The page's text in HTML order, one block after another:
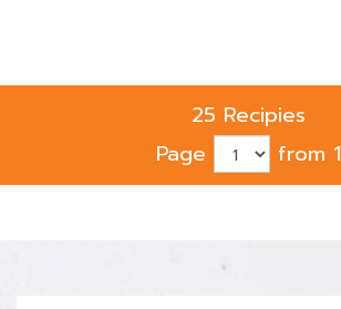
25 Recipies
Page
from 1